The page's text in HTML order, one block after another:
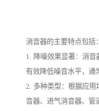
消音器的主要特点包括：
1. 降噪效果显著：消音
有效降低噪音水平，通
2. 多种类型：根据应
音器、进气消音器、管